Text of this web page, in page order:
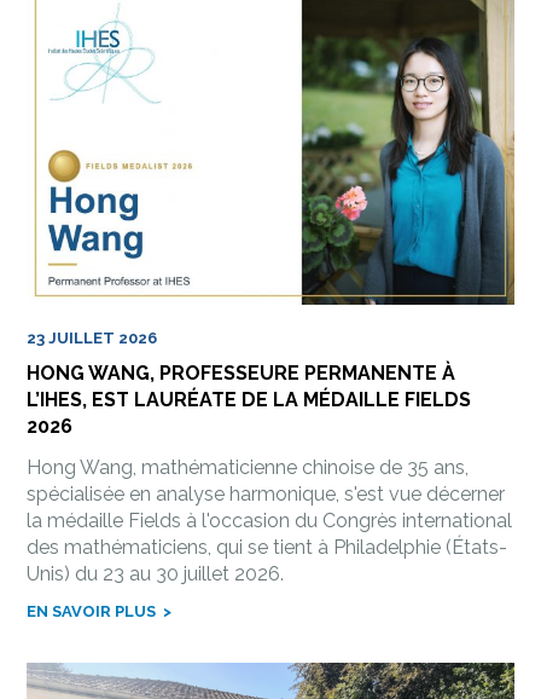
23 JUILLET 2026
HONG WANG, PROFESSEURE PERMANENTE À
L’IHES, EST LAURÉATE DE LA MÉDAILLE FIELDS
2026
Hong Wang, mathématicienne chinoise de 35 ans,
spécialisée en analyse harmonique, s'est vue décerner
la médaille Fields à l'occasion du Congrès international
des mathématiciens, qui se tient à Philadelphie (États-
Unis) du 23 au 30 juillet 2026.
EN SAVOIR PLUS